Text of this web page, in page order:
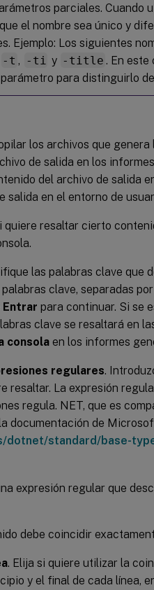
parciales. Cuando
el nombre sea único y
Ejemplo: Los siguientes
-t , -ti y -title . En este
para distinguirlo
los archivos que genera
de salida en los
del archivo de salida
salida en el entorno de
quiere resaltar cierto
las palabras clave que
clave, separadas
Entrar para continuar. Si se
clave se resaltará en
consola en los informes
regulares.
resaltar. La expresión
regula. NET, que es
documentación de
dotnet/standard/base-
expresión regular que
debe coincidir
. Elija si quiere utilizar la
y el final de cada línea,